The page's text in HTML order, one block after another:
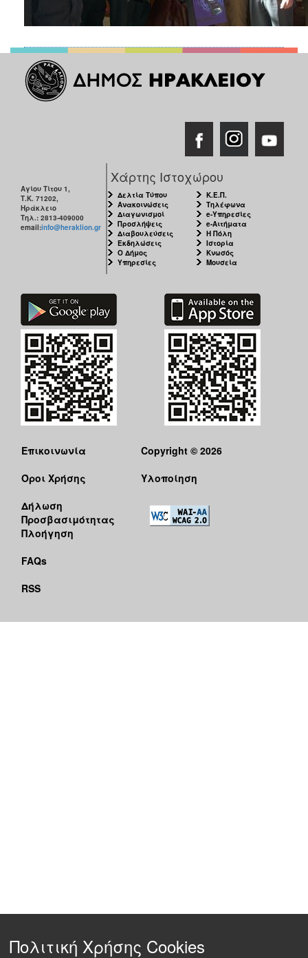
ΠΟΛΗ
Αγίου Τίτου 1,
Τ.Κ. 71202,
Ηράκλειο
Τηλ.: 2813-409000
email:info@heraklion.gr
Χάρτης Ιστοχώρου
Δελτία Τύπου
Ανακοινώσεις
Διαγωνισμοί
Προσλήψεις
Διαβουλεύσεις
Εκδηλώσεις
Ο Δήμος
Υπηρεσίες
Κ.Ε.Π.
Τηλέφωνα
e-Υπηρεσίες
e-Αιτήματα
Η Πόλη
Ιστορία
Κνωσός
Μουσεία
Επικοινωνία
Όροι Χρήσης
Δήλωση
Προσβασιμότητας
Πλοήγηση
FAQs
RSS
Copyright © 2026
Υλοποίηση
Πολιτική Χρήσης Cookies